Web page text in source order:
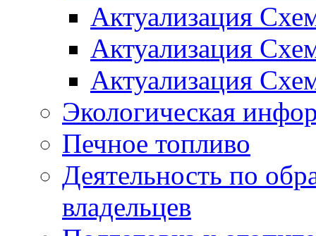
Актуализация
Актуализация
Актуализация
Экологическая
Печное топливо
Деятельность по
владельцев